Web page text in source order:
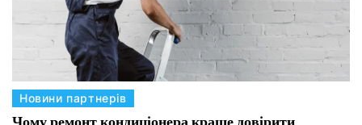
а
Новини партнерів